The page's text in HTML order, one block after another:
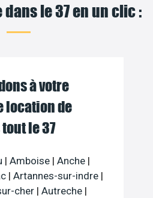
le 37 en un clic :
à votre
location de
le 37
| Amboise | Anche |
| Artannes-sur-indre |
cher | Autreche |